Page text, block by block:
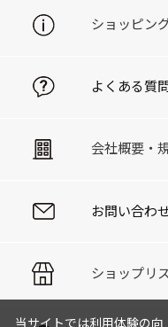
ショッピン
よくある質問
会社概要・
お問い合わ
ショップリ
当サイトでは利用体験の